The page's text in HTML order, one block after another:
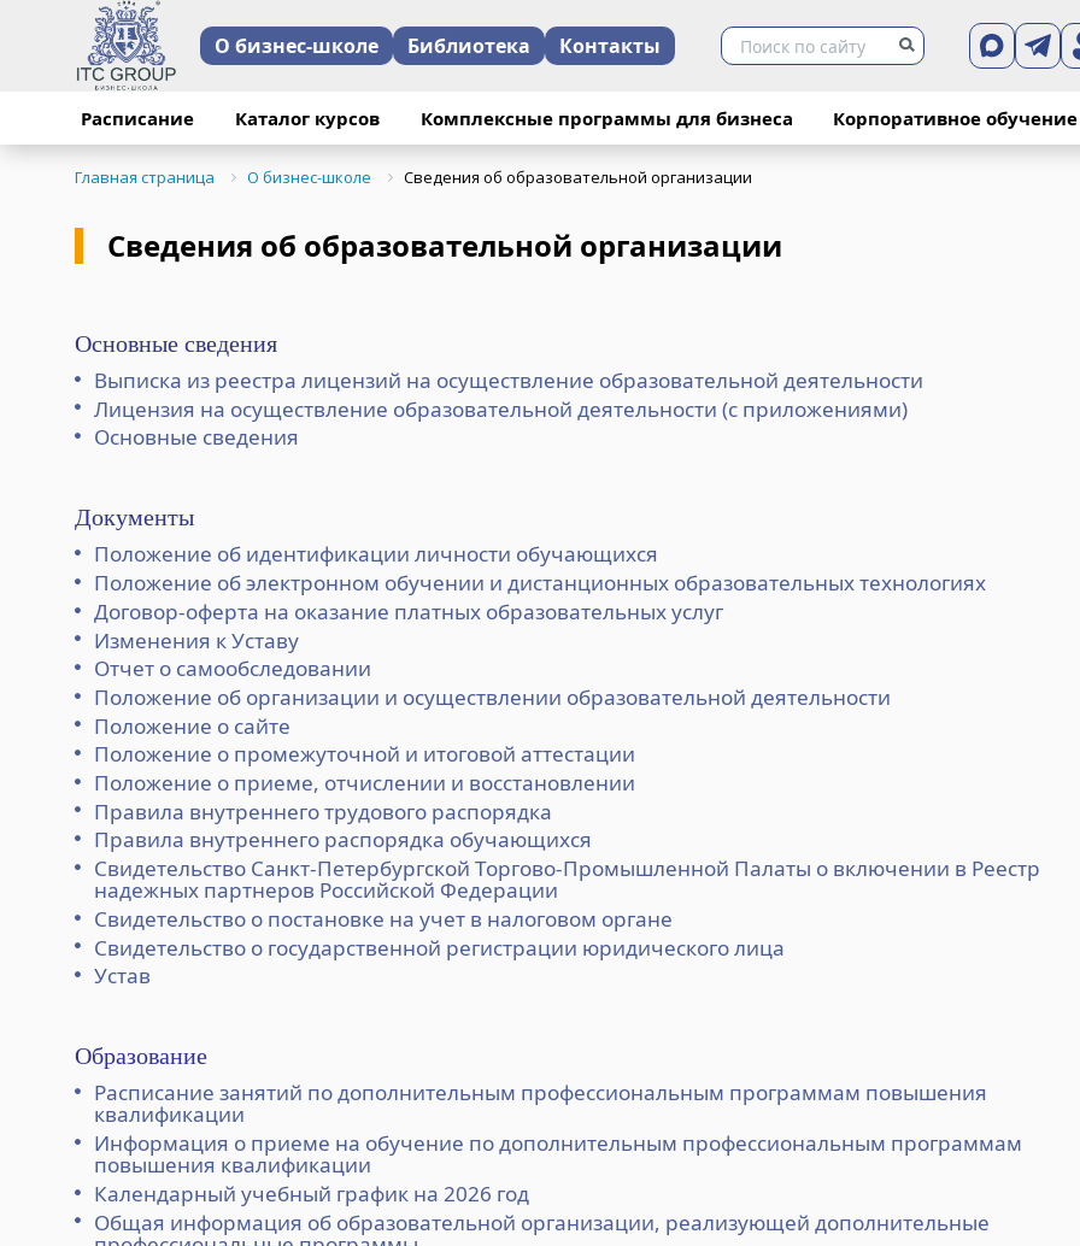
О бизнес-школе Библиотека Контакты
Расписание Каталог курсов Комплексные программы для бизнеса Корпоративное обучение
Главная страница О бизнес-школе Сведения об образовательной организации
Сведения об образовательной организации
Основные сведения
Выписка из реестра лицензий на осуществление образовательной деятельности
Лицензия на осуществление образовательной деятельности (с приложениями)
Основные сведения
Документы
Положение об идентификации личности обучающихся
Положение об электронном обучении и дистанционных образовательных технологиях
Договор-оферта на оказание платных образовательных услуг
Изменения к Уставу
Отчет о самообследовании
Положение об организации и осуществлении образовательной деятельности
Положение о сайте
Положение о промежуточной и итоговой аттестации
Положение о приеме, отчислении и восстановлении
Правила внутреннего трудового распорядка
Правила внутреннего распорядка обучающихся
Свидетельство Санкт-Петербургской Торгово-Промышленной Палаты о включении в Реестр
надежных партнеров Российской Федерации
Свидетельство о постановке на учет в налоговом органе
Свидетельство о государственной регистрации юридического лица
Устав
Образование
Расписание занятий по дополнительным профессиональным программам повышения
квалификации
Информация о приеме на обучение по дополнительным профессиональным программам
повышения квалификации
Календарный учебный график на 2026 год
Общая информация об образовательной организации, реализующей дополнительные